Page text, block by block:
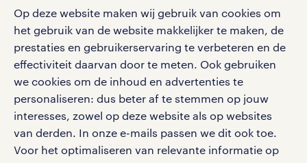
Op deze website maken wij gebruik van cookies om
het gebruik van de website makkelijker te maken, de
prestaties en gebruikerservaring te verbeteren en de
effectiviteit daarvan door te meten. Ook gebruiken
we cookies om de inhoud en advertenties te
personaliseren: dus beter af te stemmen op jouw
interesses, zowel op deze website als op websites
van derden. In onze e-mails passen we dit ook toe.
Voor het optimaliseren van relevante informatie op
salarischecker
bruto-netto calculator
klachten en misstanden
Eenvoudig, snel en overal.
apple app store
google play store
social media